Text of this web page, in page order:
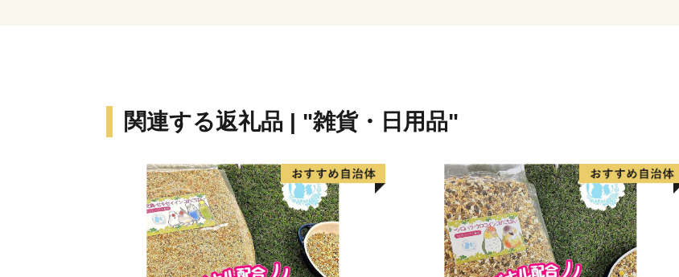
日頃より長与町をご
2023年10月からの
より返礼品の寄附金
長与町では、国の定
関連する返礼品 | "雑貨・日用品"